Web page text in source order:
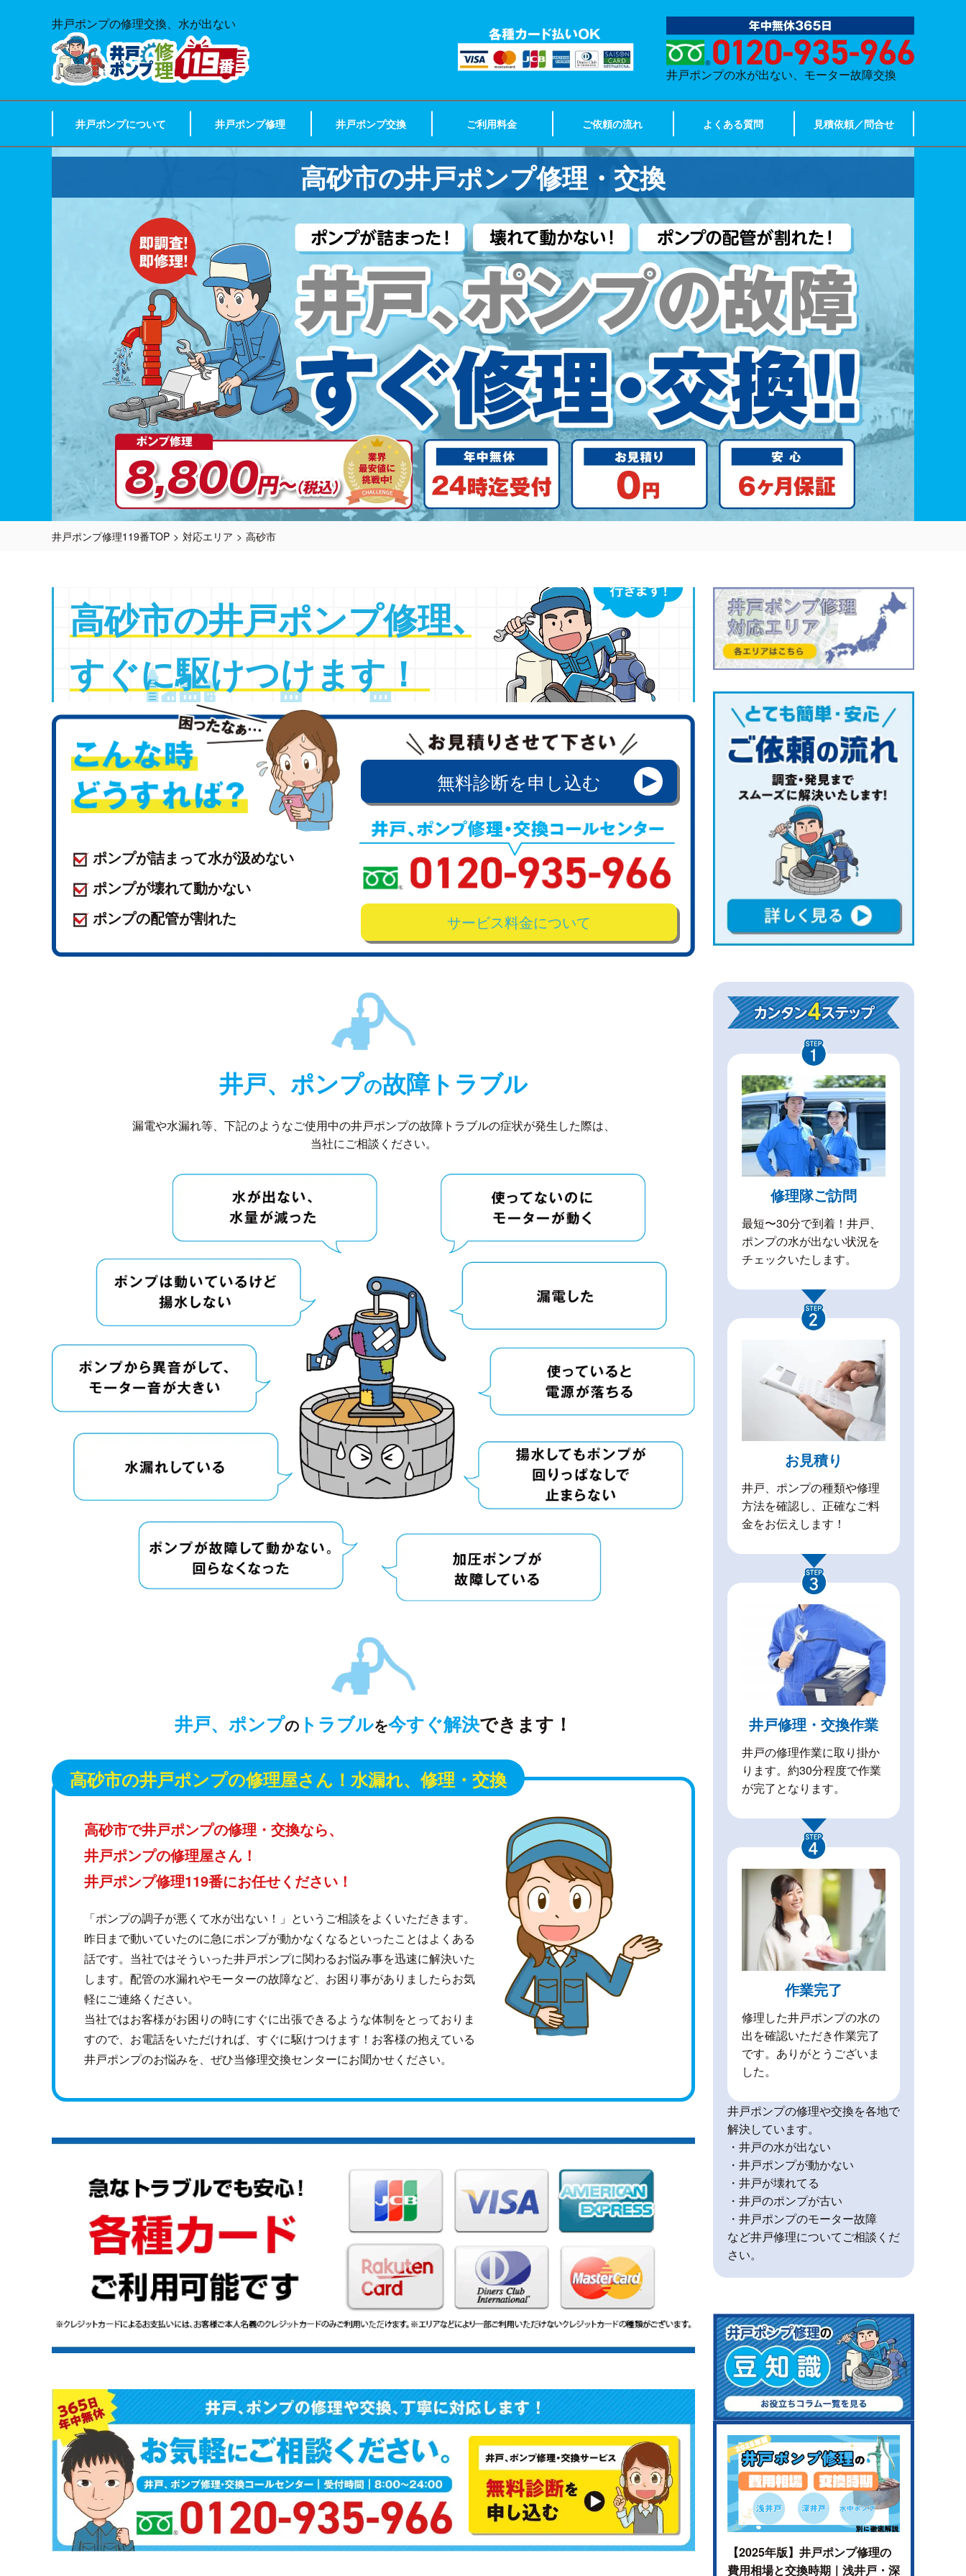
井戸ポンプの修理交換、水が出ない
井戸ポンプの水が出ない、モーター故障交換
井戸ポンプについて 井戸ポンプ修理 井戸ポンプ交換 ご利用料金 ご依頼の流れ よくある質問 見積依頼／問合せ
高砂市の井戸ポンプ修理・交換
井戸ポンプ修理119番TOP 対応エリア 高砂市
高砂市の井戸ポンプ修理、
すぐに駆けつけます！
ポンプが詰まって水が汲めない
ポンプが壊れて動かない
ポンプの配管が割れた
無料診断を申し込む
サービス料金について
井戸、ポンプの故障トラブル
漏電や水漏れ等、下記のようなご使用中の井戸ポンプの故障トラブルの症状が発生した際は、
当社にご相談ください。
井戸、ポンプの トラブルを今すぐ解決できます！
高砂市の井戸ポンプの修理屋さん！ 水漏れ、修理・交換
高砂市で井戸ポンプの修理・交換なら、
井戸ポンプの修理屋さん！
井戸ポンプ修理119番にお任せください！
「ポンプの調子が悪くて水が出ない！」というご相談をよくいただきます。
昨日まで動いていたのに急にポンプが動かなくなるといったことはよくある
話です。当社ではそういった井戸ポンプに関わるお悩み事を迅速に解決いた
します。配管の水漏れやモーターの故障など、お困り事がありましたらお気
軽にご連絡ください。
当社ではお客様がお困りの時にすぐに出張できるような体制をとっておりま
すので、お電話をいただければ、すぐに駆けつけます！お客様の抱えている
井戸ポンプのお悩みを、ぜひ当修理交換センターにお聞かせください。
修理隊ご訪問
最短〜30分で到着！井戸、
ポンプの水が出ない状況を
チェックいたします。
お見積り
井戸、ポンプの種類や修理
方法を確認し、正確なご料
金をお伝えします！
井戸修理・交換作業
井戸の修理作業に取り掛か
ります。約30分程度で作業
が完了となります。
作業完了
修理した井戸ポンプの水の
出を確認いただき作業完了
です。ありがとうございま
した。
井戸ポンプの修理や交換を各地で
解決しています。
・井戸の水が出ない
・井戸ポンプが動かない
・井戸が壊れてる
・井戸のポンプが古い
・井戸ポンプのモーター故障
など井戸修理についてご相談くだ
さい。
【2025年版】井戸ポンプ修理の
費用相場と交換時期｜浅井戸・深